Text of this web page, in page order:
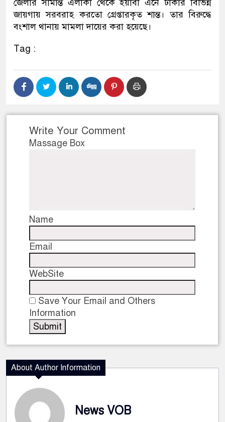
জেলার সীমান্ত এলাকা থেকে ইয়াবা এনে ঢাকার বিভিন্ন
জায়গায় সরবরাহ করতো গ্রেপ্তারকৃত শান্ত। তার বিরুদ্ধে
বংশাল থানায় মামলা দায়ের করা হয়েছে।
Tag :
Write Your Comment
Massage Box
Name
Email
WebSite
Save Your Email and Others
Information
About Author Information
News VOB